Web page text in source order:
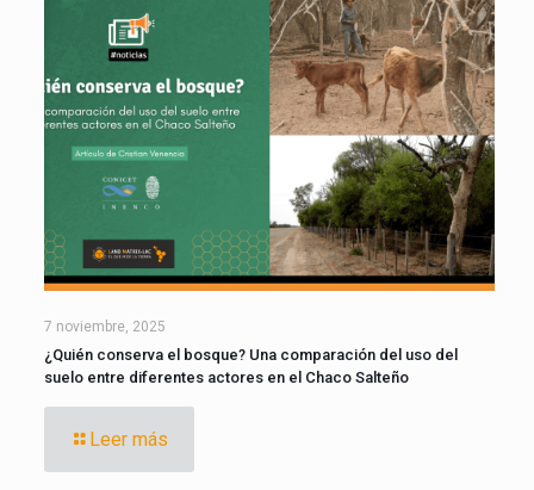
7 noviembre, 2025
¿Quién conserva el bosque? Una comparación del uso del
suelo entre diferentes actores en el Chaco Salteño
Leer más